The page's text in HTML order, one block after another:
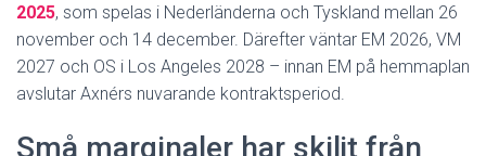
2025, som spelas i Nederländerna och Tyskland mellan 26
november och 14 december. Därefter väntar EM 2026, VM
2027 och OS i Los Angeles 2028 – innan EM på hemmaplan
avslutar Axnérs nuvarande kontraktsperiod.
Små marginaler har skiljt från